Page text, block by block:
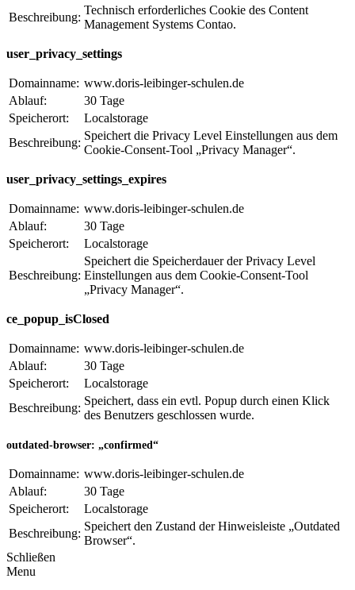
Beschreibung:
Technisch erforderliches Cookie des Content
Management Systems Contao.
user_privacy_settings
Domainname: www.doris-leibinger-schulen.de
Ablauf:
30 Tage
Speicherort:
Localstorage
Beschreibung:
Speichert die Privacy Level Einstellungen aus dem
Cookie-Consent-Tool „Privacy Manager“.
user_privacy_settings_expires
Domainname: www.doris-leibinger-schulen.de
Ablauf:
30 Tage
Speicherort:
Localstorage
Beschreibung:
Speichert die Speicherdauer der Privacy Level
Einstellungen aus dem Cookie-Consent-Tool
„Privacy Manager“.
ce_popup_isClosed
Domainname: www.doris-leibinger-schulen.de
Ablauf:
30 Tage
Speicherort:
Localstorage
Beschreibung:
Speichert, dass ein evtl. Popup durch einen Klick
des Benutzers geschlossen wurde.
outdated-browser: „confirmed“
Domainname: www.doris-leibinger-schulen.de
Ablauf:
30 Tage
Speicherort:
Localstorage
Beschreibung:
Speichert den Zustand der Hinweisleiste „Outdated
Browser“.
Schließen
Menu